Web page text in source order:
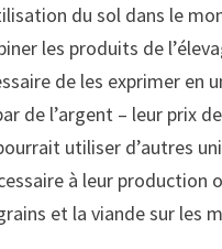
du sol dans le
les produits de
de les exprimer en
de l’argent – leur prix
utiliser d’autres
à leur production
et la viande sur les